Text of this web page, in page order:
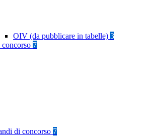
OIV (da pubblicare in tabelle) 3
7
di concorso 7